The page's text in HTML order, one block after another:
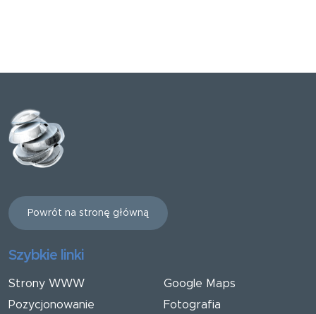
Powrót na stronę główną
Szybkie linki
Strony WWW
Pozycjonowanie
Google Maps
Fotografia